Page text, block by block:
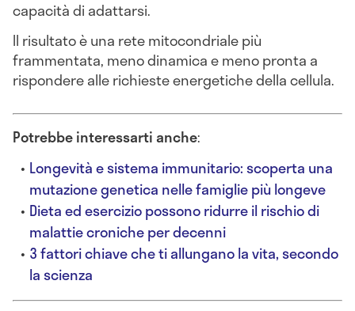
capacità di adattarsi.
Il risultato è una rete mitocondriale più
frammentata, meno dinamica e meno pronta a
rispondere alle richieste energetiche della cellula.
Potrebbe interessarti anche:
Longevità e sistema immunitario: scoperta una
mutazione genetica nelle famiglie più longeve
Dieta ed esercizio possono ridurre il rischio di
malattie croniche per decenni
3 fattori chiave che ti allungano la vita, secondo
la scienza